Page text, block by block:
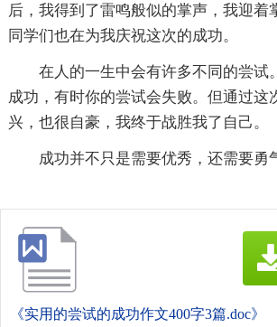
后，我得到了雷鸣般似的掌声，我迎着
同学们也在为我庆祝这次的成功。
在人的一生中会有许多不同的尝试
成功，有时你的尝试会失败。但通过这
兴，也很自豪，我终于战胜我了自己。
成功并不只是需要优秀，还需要勇
《实用的尝试的成功作文400字3篇.doc》